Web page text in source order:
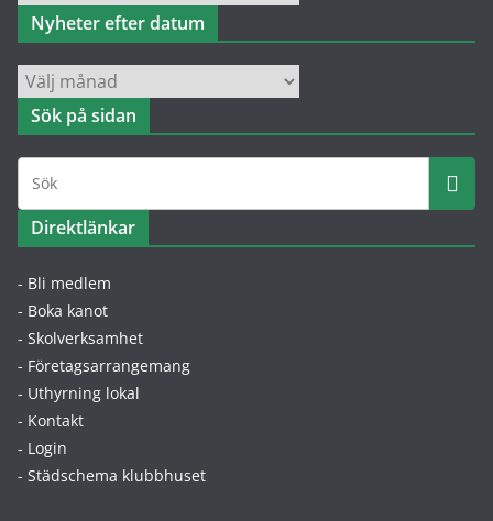
per
kategori
Nyheter efter datum
Nyheter
efter
datum
Sök på sidan
Direktlänkar
- Bli medlem
- Boka kanot
- Skolverksamhet
- Företagsarrangemang
- Uthyrning lokal
- Kontakt
- Login
- Städschema klubbhuset